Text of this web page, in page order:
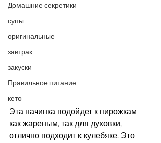
Домашние секретики
супы
оригинальные
завтрак
закуски
Правильное питание
кето
Эта начинка подойдет к пирожкам
как жареным, так для духовки,
отлично подходит к кулебяке. Это